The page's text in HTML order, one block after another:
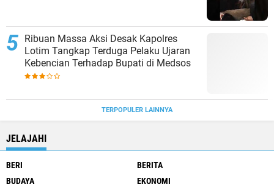
Ribuan Massa Aksi Desak Kapolres
Lotim Tangkap Terduga Pelaku Ujaran
Kebencian Terhadap Bupati di Medsos
TERPOPULER LAINNYA
JELAJAHI
BERI
BERITA
BUDAYA
EKONOMI